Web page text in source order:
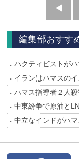
へ
編集部おすす
ハクティビストが
イランはハマスの
ハマス指導者２人
中東紛争で原油と
中立なインドがハ